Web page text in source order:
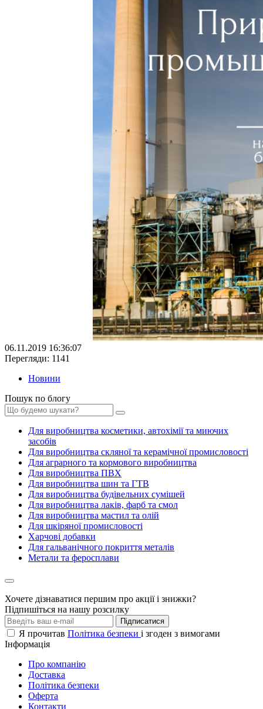
06.11.2019 16:36:07
Перегляди: 1141
Новини
Пошук по блогу
Для виробництва косметики, автохімії та миючих
засобів
Для виробництва скляної та керамічної промисловості
Для аграрного та кормового виробництва
Для виробництва ПВХ
Для виробництва шин та ГТВ
Для виробництва будівельних сумішей
Для виробництва лаків, фарб та смол
Для виробництва мастил та олій
Для шкіряної промисловості
Харчові добавки
Для гальванічного покриття металів
Метали та феросплави
Хочете дізнаватися першим про акції і знижки?
Підпишіться на нашу розсилку
Підписатися
Я прочитав Політика безпеки і згоден з вимогами
Інформація
Про компанію
Доставка
Політика безпеки
Оферта
Контакти